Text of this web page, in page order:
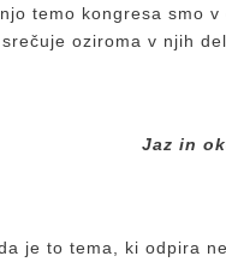
temo kongresa smo
srečuje oziroma v njih
Jaz in
je to tema, ki odpira